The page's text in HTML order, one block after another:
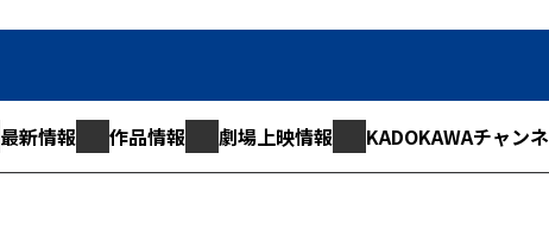
最新情報 作品情報 劇場上映情報 KADOKAWAチャン